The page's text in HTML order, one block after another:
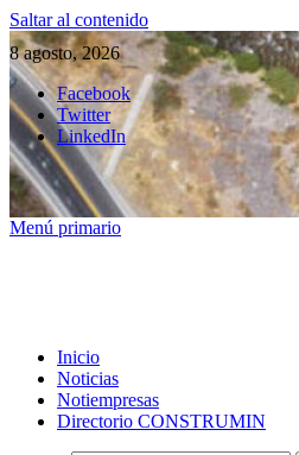
Saltar al contenido
8 agosto, 2026
Facebook
Twitter
LinkedIn
Menú primario
Inicio
Noticias
Notiempresas
Directorio CONSTRUMIN